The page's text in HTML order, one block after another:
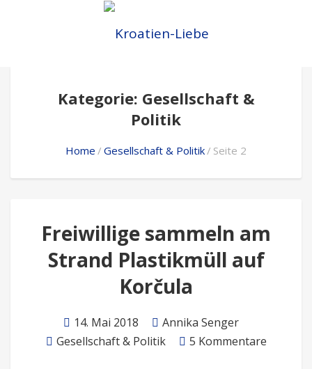
Kategorie: Gesellschaft &
Politik
Home Gesellschaft & Politik Seite 2
Freiwillige sammeln am
Strand Plastikmüll auf
Korčula
14. Mai 2018
Annika Senger
Gesellschaft & Politik
5 Kommentare